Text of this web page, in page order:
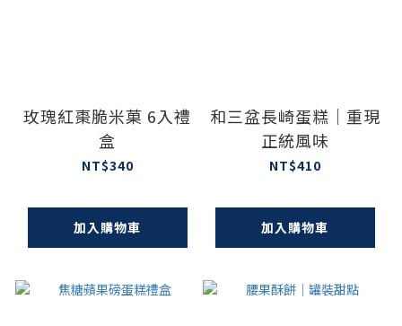
玫瑰紅棗脆米菓 6入禮
盒
NT$340
加入購物車
和三盆長崎蛋糕｜重現
正統風味
NT$410
加入購物車